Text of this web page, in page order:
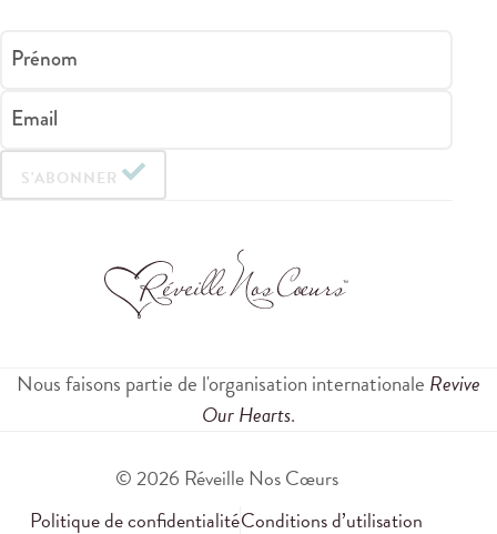
Prénom
Email
S'ABONNER
Nous faisons partie de l'organisation internationale Revive
Our Hearts.
© 2026 Réveille Nos Cœurs
Politique de confidentialitéConditions d’utilisation